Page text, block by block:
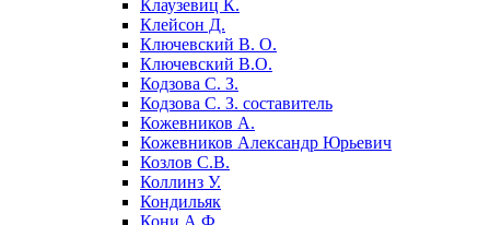
Клаузевиц К.
Клейсон Д.
Ключевский В. О.
Ключевский В.О.
Кодзова С. З.
Кодзова С. З. составитель
Кожевников А.
Кожевников Александр Юрьевич
Козлов С.В.
Коллинз У.
Кондильяк
Кони А.Ф.